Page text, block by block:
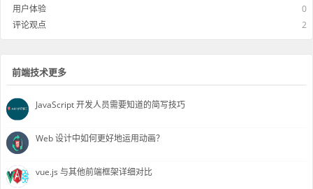
用户体验
0
评论观点
2
前端技术更多
JavaScript 开发人员需要知道的简写技巧
Web 设计中如何更好地运用动画？
vue.js 与其他前端框架详细对比